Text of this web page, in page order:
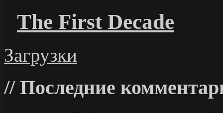
The First Decade
Загрузки
Последние